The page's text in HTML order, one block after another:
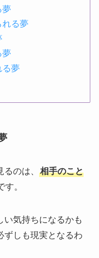
夢
る夢
夢
る夢
のは、
相手のこと
す。
い気持ちになるかも
ずしも現実となるわ